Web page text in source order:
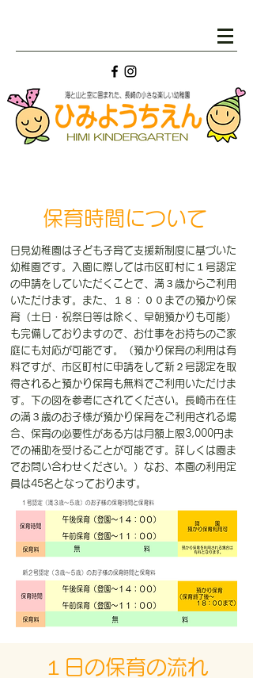
保育時間について
日見幼稚園は子ども子育て支援新制度に基づいた
幼稚園です。入園に際しては市区町村に１号認定
の申請をしていただくことで、満３歳からご利用
いただけます。また、１８：００までの預かり保
育（土日・祝祭日等は除く、早朝預かりも可能）
も完備しておりますので、お仕事をお持ちのご家
庭にも対応が可能です。（預かり保育の利用は有
料ですが、市区町村に申請をして新２号認定を取
得されると預かり保育も無料でご利用いただけま
す。下の図を参考にされてください。長崎市在住
の満３歳のお子様が預かり保育をご利用される場
合、保育の必要性がある方は月額上限3,000円ま
での補助を受けることが可能です。詳しくは園ま
でお問い合わせください。）なお、本園の利用定
員は45名となっております。
１日の保育の流れ